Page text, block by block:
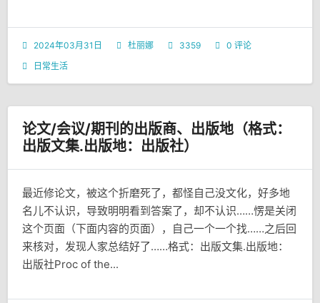
2024年03月31日 杜丽娜 3359
0 评论
日常生活
论文/会议/期刊的出版商、出版地（格式：
出版文集.出版地：出版社）
最近修论文，被这个折磨死了，都怪自己没文化，好多地
名儿不认识，导致明明看到答案了，却不认识……愣是关闭
这个页面（下面内容的页面），自己一个一个找……之后回
来核对，发现人家总结好了……格式：出版文集.出版地：
出版社Proc of the...